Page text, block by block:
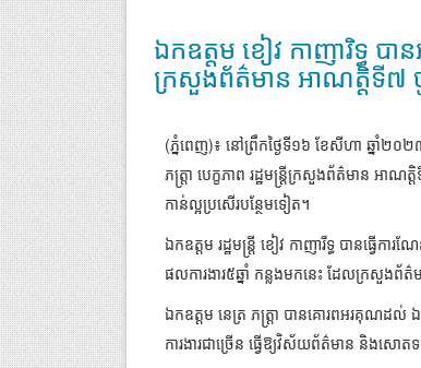
ឯកឧត្តម ខៀវ កាញារិទ្ធ បាន
ក្រសួងព័ត៌មាន អាណត្តិទី៧
(ភ្នំពេញ)៖ នៅព្រឹកថ្ងៃទី១៦ ខែសីហា ឆ្នាំ២០២
ភត្ត្រា បេក្ខភាព រដ្ឋមន្ត្រីក្រសួងព័ត៌មាន អ
កាន់ល្អប្រសើរបន្ថែមទៀត។
ឯកឧត្តម រដ្ឋមន្រ្តី ខៀវ កាញារីទ្ធ បានធ្វើ
ផលការងារ៥ឆ្នាំ កន្លងមកនេះ ដែលក្រសួងព័ត៌
ឯកឧត្តម នេត្រ ភត្ត្រា បានគោរពអរគុណដល់
ការងារជាច្រើន ធ្វើឱ្យវិស័យព័ត៌មាន និងសោត